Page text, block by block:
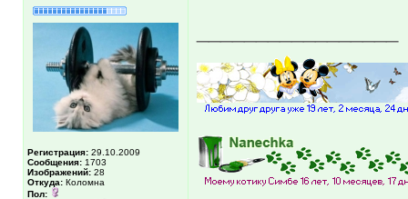
Регистрация: 29.10.2009
Сообщения: 1703
Изображений: 28
Откуда: Коломна
Пол: